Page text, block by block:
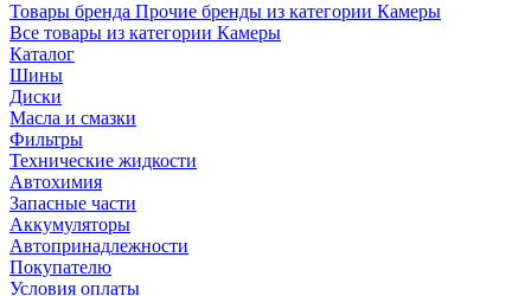
Товары бренда Прочие бренды из категории Камеры
Все товары из категории Камеры
Каталог
Шины
Диски
Масла и смазки
Фильтры
Технические жидкости
Автохимия
Запасные части
Аккумуляторы
Автопринадлежности
Покупателю
Условия оплаты